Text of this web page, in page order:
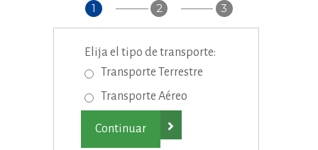
1 2 3
Elija el tipo de transporte:
Transporte Terrestre
Transporte Aéreo
